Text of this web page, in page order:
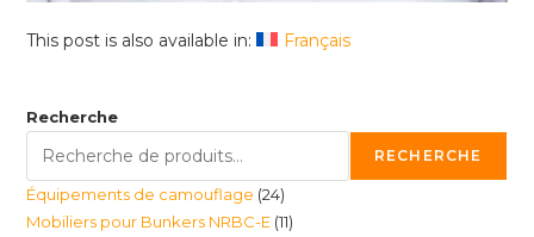
This post is also available in: Français
Recherche
RECHERCHE
Équipements de camouflage 2424
produits
Mobiliers pour Bunkers NRBC-E 1111